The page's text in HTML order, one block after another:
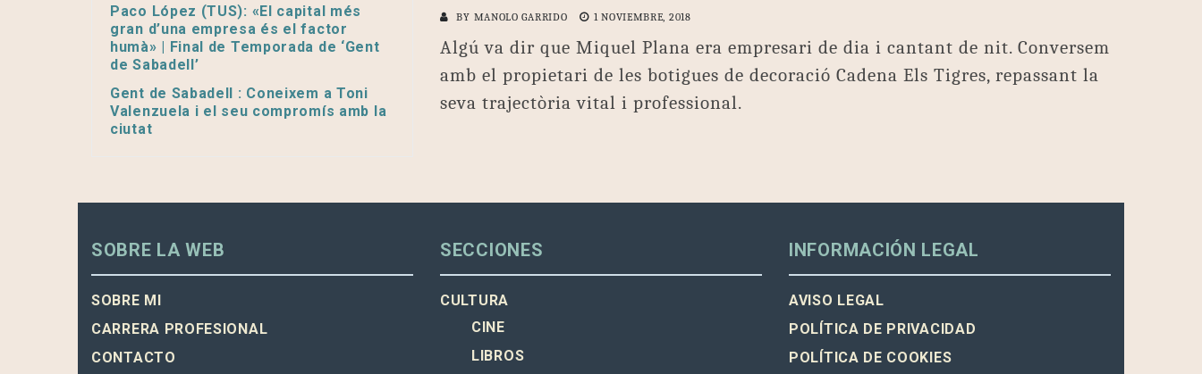
BY MANOLO GARRIDO 1 NOVIEMBRE, 2018
Algú va dir que Miquel Plana era empresari de dia i cantant de nit. Conversem
amb el propietari de les botigues de decoració Cadena Els Tigres, repassant la
seva trajectòria vital i professional.
Paco López (TUS): «El capital més
gran d’una empresa és el factor
humà» | Final de Temporada de ‘Gent
de Sabadell’
Gent de Sabadell : Coneixem a Toni
Valenzuela i el seu compromís amb la
ciutat
SOBRE LA WEB
SOBRE MI
CARRERA PROFESIONAL
CONTACTO
SECCIONES
CULTURA
CINE
LIBROS
INFORMACIÓN LEGAL
AVISO LEGAL
POLÍTICA DE PRIVACIDAD
POLÍTICA DE COOKIES